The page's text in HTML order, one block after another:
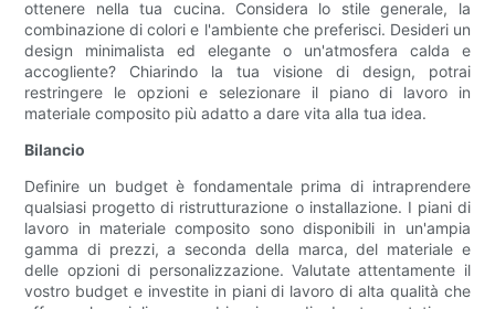
ottenere nella tua cucina. Considera lo stile generale, la
combinazione di colori e l'ambiente che preferisci. Desideri un
design minimalista ed elegante o un'atmosfera calda e
accogliente? Chiarindo la tua visione di design, potrai
restringere le opzioni e selezionare il piano di lavoro in
materiale composito più adatto a dare vita alla tua idea.
Bilancio
Definire un budget è fondamentale prima di intraprendere
qualsiasi progetto di ristrutturazione o installazione. I piani di
lavoro in materiale composito sono disponibili in un'ampia
gamma di prezzi, a seconda della marca, del materiale e
delle opzioni di personalizzazione. Valutate attentamente il
vostro budget e investite in piani di lavoro di alta qualità che